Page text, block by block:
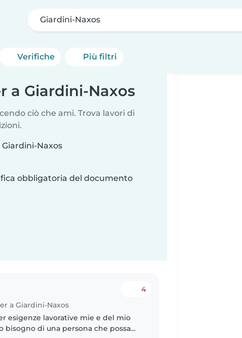
Giardini-Naxos
Verifiche Più filtri
a Giardini-Naxos
ciò che ami. Trova lavori di
Naxos
obbligatoria del documento
a Giardini-Naxos
4
esigenze lavorative mie e del mio
bisogno di una persona che possa